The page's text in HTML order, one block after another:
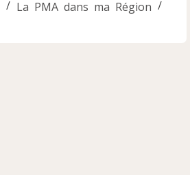
La PMA dans ma Région